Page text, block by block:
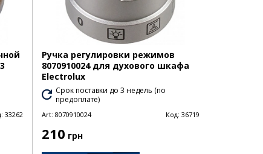
33262
Ручка регулировки режимов
8070910024 для духового шкафа
Electrolux
Срок поставки до 3 недель (по
предоплате)
Art: 8070910024 Код: 36719
210 грн